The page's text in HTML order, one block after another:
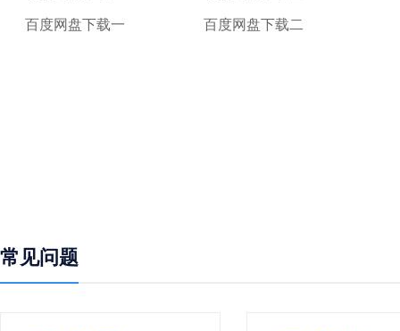
百度网盘下载一 百度网盘下载二
常见问题